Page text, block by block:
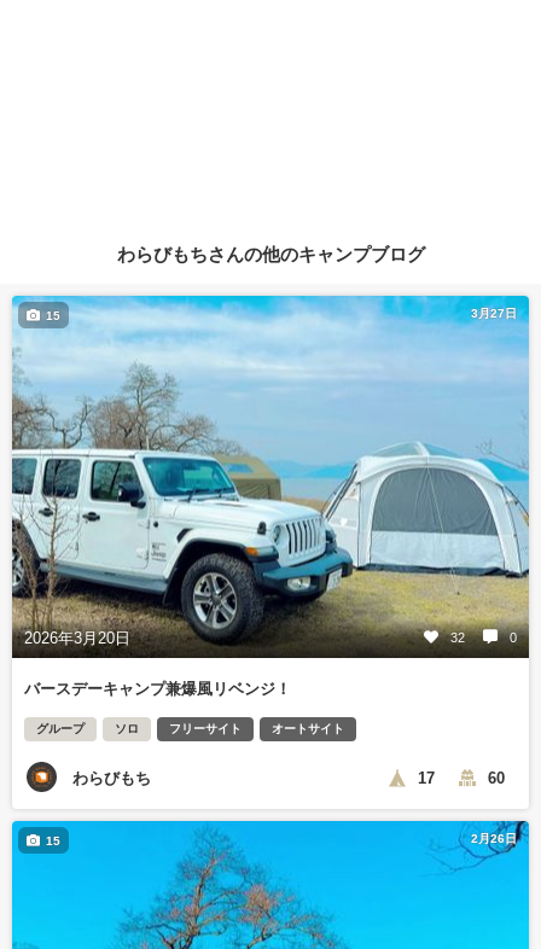
わらびもちさんの他のキャンプブログ
3月27日
2026年3月20日 32 0
15
バースデーキャンプ兼爆風リベンジ！
グループ ソロ フリーサイト オートサイト
わらびもち 17 60
2月26日
15